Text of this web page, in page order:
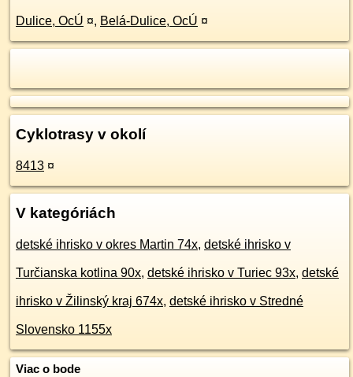
Dulice, OcÚ ¤, Belá-Dulice, OcÚ ¤
Cyklotrasy v okolí
8413 ¤
V kategóriách
detské ihrisko v okres Martin 74x, detské ihrisko v
Turčianska kotlina 90x, detské ihrisko v Turiec 93x, detské
ihrisko v Žilinský kraj 674x, detské ihrisko v Stredné
Slovensko 1155x
Viac o bode